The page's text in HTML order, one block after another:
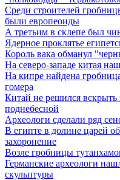
Среди строителей
были европеоиды
А третьим в склепе был
Ядерное проклятье
Король вака обманул
На северо-западе китая
На кипре найдена
гомера
Китай не решился вскрыть
поднебесной
Археологи сделали ряд
В египте в долине царей
захоронение
Возле гробницы
Германские археологи
скульптуры